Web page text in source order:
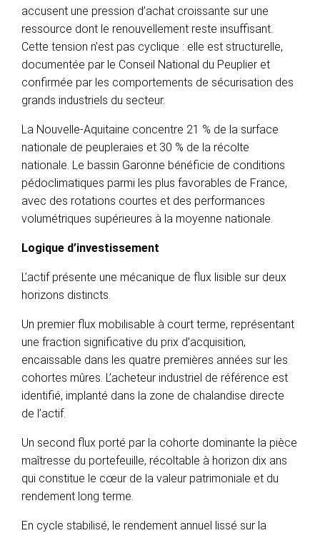
accusent une pression d’achat croissante sur une
ressource dont le renouvellement reste insuffisant.
Cette tension n’est pas cyclique : elle est structurelle,
documentée par le Conseil National du Peuplier et
confirmée par les comportements de sécurisation des
grands industriels du secteur.
La Nouvelle-Aquitaine concentre 21 % de la surface
nationale de peupleraies et 30 % de la récolte
nationale. Le bassin Garonne bénéficie de conditions
pédoclimatiques parmi les plus favorables de France,
avec des rotations courtes et des performances
volumétriques supérieures à la moyenne nationale.
Logique d’investissement
L’actif présente une mécanique de flux lisible sur deux
horizons distincts.
Un premier flux mobilisable à court terme, représentant
une fraction significative du prix d’acquisition,
encaissable dans les quatre premières années sur les
cohortes mûres. L’acheteur industriel de référence est
identifié, implanté dans la zone de chalandise directe
de l’actif.
Un second flux porté par la cohorte dominante la pièce
maîtresse du portefeuille, récoltable à horizon dix ans
qui constitue le cœur de la valeur patrimoniale et du
rendement long terme.
En cycle stabilisé, le rendement annuel lissé sur la